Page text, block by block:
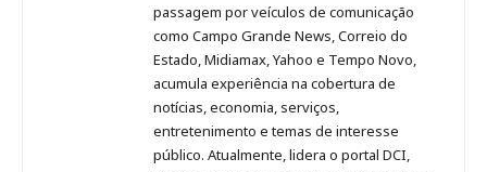
passagem por veículos de comunicação
como Campo Grande News, Correio do
Estado, Midiamax, Yahoo e Tempo Novo,
acumula experiência na cobertura de
notícias, economia, serviços,
entretenimento e temas de interesse
público. Atualmente, lidera o portal DCI,